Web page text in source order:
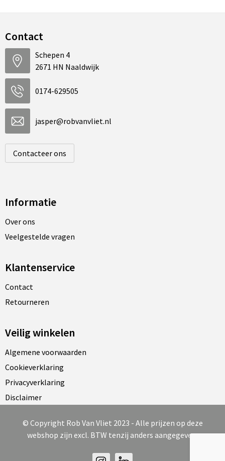
Contact
Schepen 4
2671 HN Naaldwijk
0174-629505
jasper@robvanvliet.nl
Contacteer ons
Informatie
Over ons
Veelgestelde vragen
Klantenservice
Contact
Retourneren
Veilig winkelen
Algemene voorwaarden
Cookieverklaring
Privacyverklaring
Disclaimer
© Copyright Rob Van Vliet 2023 - Alle prijzen op deze
webshop zijn excl. BTW tenzij anders aangegeven.